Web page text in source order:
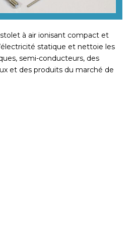
à air ionisant compact et
statique et nettoie les
semi-conducteurs, des
et des produits du marché de